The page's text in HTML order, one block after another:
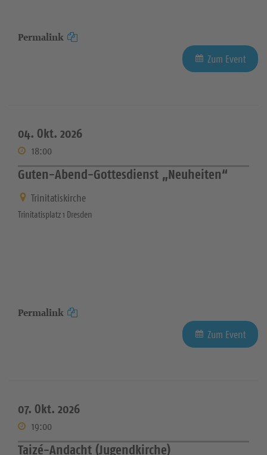
Permalink
Zum Event
04. Okt. 2026
18:00
Guten-Abend-Gottesdienst „Neuheiten“
Trinitatiskirche
Trinitatisplatz 1 Dresden
Permalink
Zum Event
07. Okt. 2026
19:00
Taizé-Andacht (Jugendkirche)